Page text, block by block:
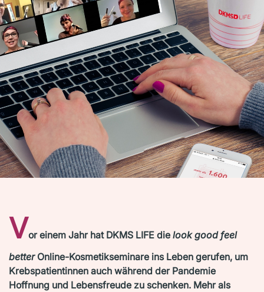
Vor einem Jahr hat DKMS LIFE die look good feel
betterOnline-Kosmetikseminare ins Leben gerufen, um
Krebspatientinnen auch während der Pandemie
Hoffnung und Lebensfreude zu schenken. Mehr als